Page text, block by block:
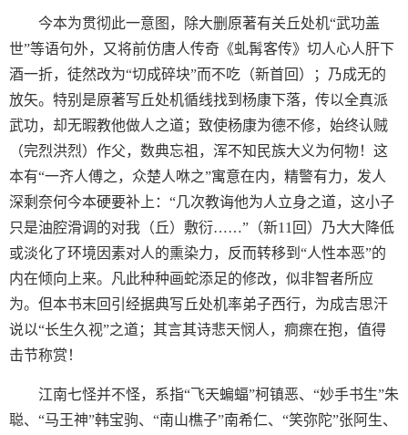
今本为贯彻此一意图，除大删原著有关丘处机“武功盖
世”等语句外，又将前仿唐人传奇《虬髯客传》切人心人肝下
酒一折，徒然改为“切成碎块”而不吃（新首回）；乃成无的
放矢。特别是原著写丘处机循线找到杨康下落，传以全真派
武功，却无暇教他做人之道；致使杨康为德不修，始终认贼
（完烈洪烈）作父，数典忘祖，浑不知民族大义为何物！这
本有“一齐人傅之，众楚人咻之”寓意在内，精警有力，发人
深剩奈何今本硬要补上：“几次教诲他为人立身之道，这小子
只是油腔滑调的对我（丘）敷衍……”（新11回）乃大大降低
或淡化了环境因素对人的熏染力，反而转移到“人性本恶”的
内在倾向上来。凡此种种画蛇添足的修改，似非智者所应
为。但本书末回引经据典写丘处机率弟子西行，为成吉思汗
说以“长生久视”之道；其言其诗悲天悯人，痌瘝在抱，值得
击节称赏！
江南七怪并不怪，系指“飞天蝙蝠”柯镇恶、“妙手书生”朱
聪、“马王神”韩宝驹、“南山樵子”南希仁、“笑弥陀”张阿生、